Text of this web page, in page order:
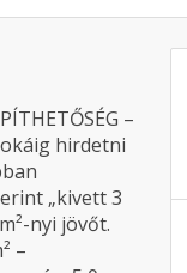
–
hirdetni
„kivett 3
nyi jövőt.
–